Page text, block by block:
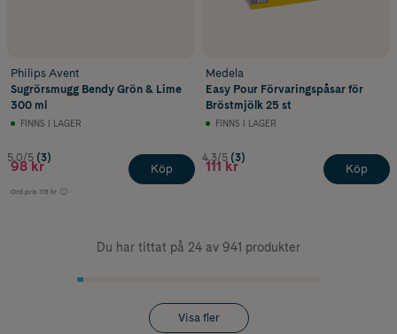
Philips Avent
Sugrörsmugg Bendy Grön & Lime
300 ml
FINNS I LAGER
5.0/5 (3)
98 kr
Ord.pris 115 kr
Köp
Medela
Easy Pour Förvaringspåsar för
Bröstmjölk 25 st
FINNS I LAGER
4.3/5 (3)
111 kr Köp
Du har tittat på 24 av 941 produkter
Visa fler